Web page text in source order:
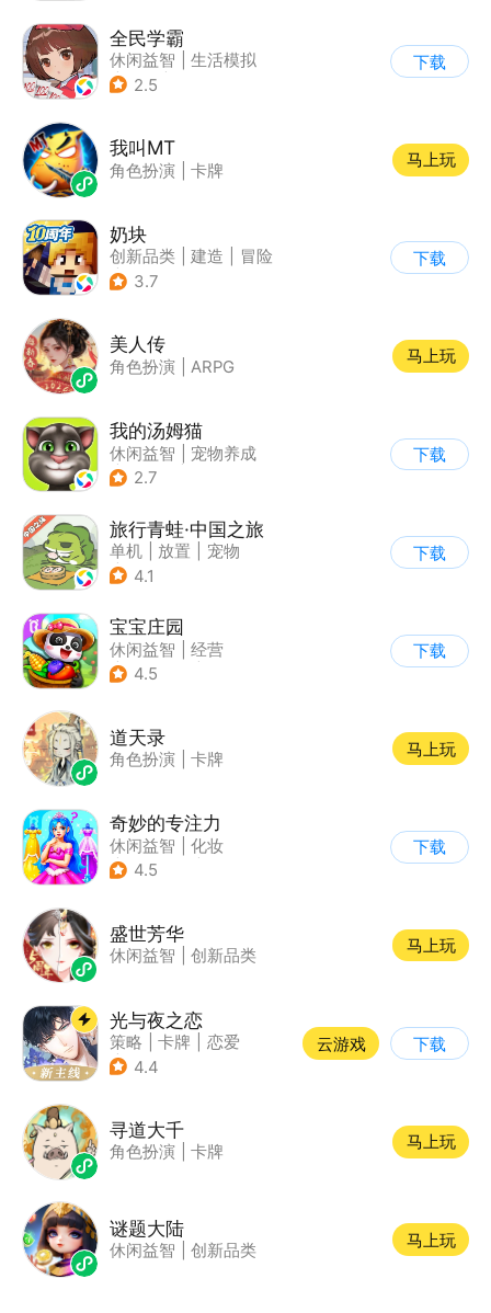
全民学霸
休闲益智
生活模拟
| 校园
2.5
下载
我叫MT
角色扮演 卡牌
马上玩
奶块
创新品类 建造
冒险
| 开放世界
3.7
下载
美人传
角色扮演 ARPG
马上玩
我的汤姆猫
休闲益智
宠物养成
| 汤姆猫
2.7
下载
旅行青蛙·中国之旅
单机 放置
宠物
| 中国风
4.1
下载
宝宝庄园
休闲益智
经营
| 田园生活
4.5
下载
道天录
角色扮演 卡牌
马上玩
奇妙的专注力
休闲益智
化妆
| 宝宝巴士
4.5
下载
盛世芳华
休闲益智 创新品类
马上玩
光与夜之恋
策略 卡牌
恋爱
| 乙女
4.4
云游戏 下载
寻道大千
角色扮演 卡牌
马上玩
谜题大陆
休闲益智 创新品类
马上玩